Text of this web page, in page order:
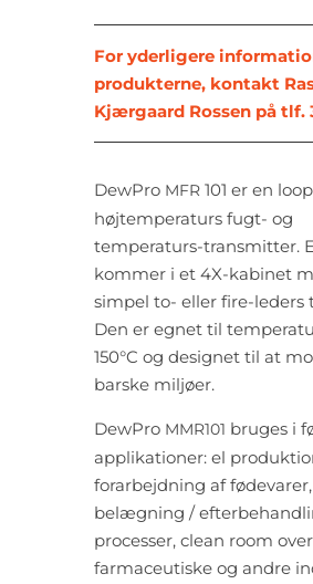
For yderligere
produkterne, kontakt
Kjærgaard Rossen på tlf.
DewPro MFR101 er en
højtemperaturs fugt- og
temperaturs-transmitter.
kommer i et 4X-kabinet
simpel to- eller fire-leders
Den er egnet til
150°C og designet til at
barske miljøer.
DewPro MMR101 bruges i
applikationer: el
forarbejdning af
belægning /
processer, clean room
farmaceutiske og andre